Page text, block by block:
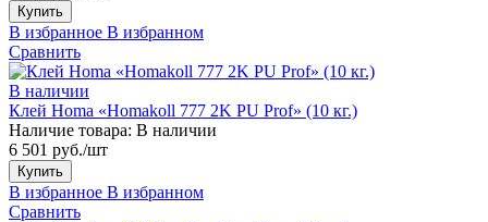
Купить
В избранное В избранном
Сравнить
В наличии
Клей Homa «Homakoll 777 2K PU Prof» (10 кг.)
Наличие товара: В наличии
6 501 руб./шт
Купить
В избранное В избранном
Сравнить